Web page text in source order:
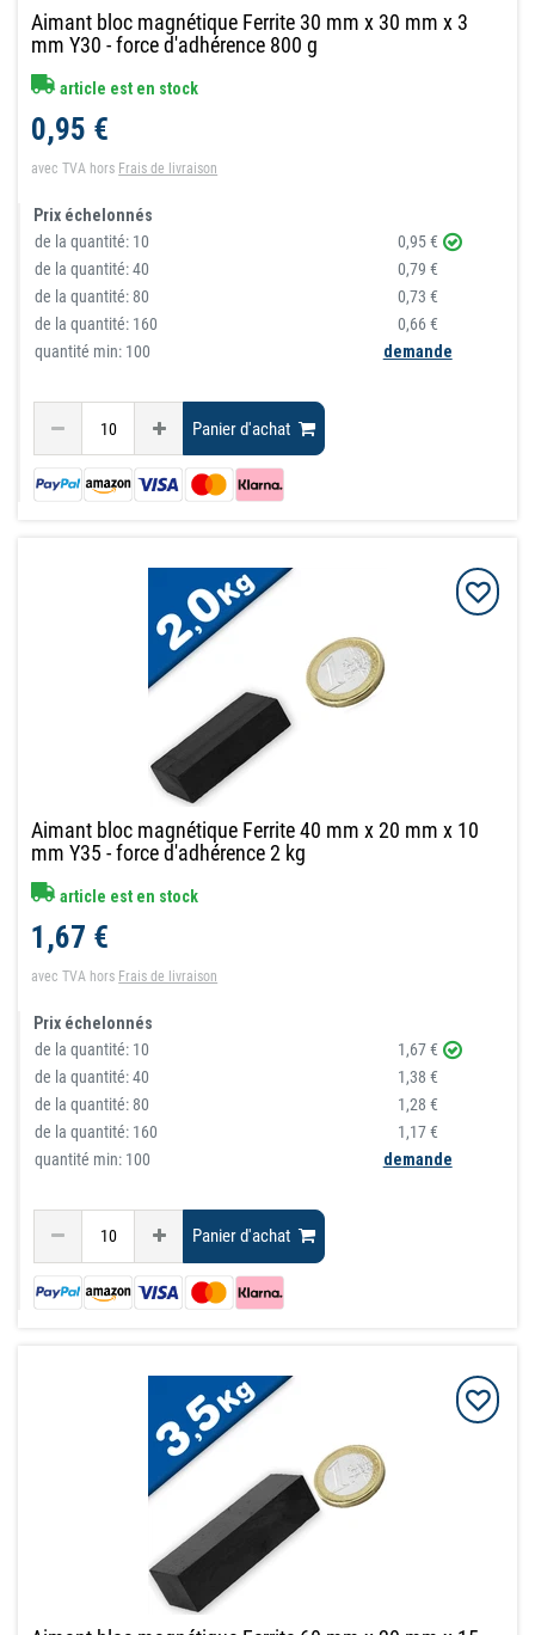
Aimant bloc magnétique Ferrite 30 mm x 30 mm x 3
mm Y30 - force d'adhérence 800 g
article est en stock
0,95 €
avec TVA hors Frais de livraison
Prix échelonnés
de la quantité: 10
0,95 €
de la quantité:40
0,79 €
de la quantité: 80
0,73 €
de la quantité: 160
0,66 €
quantité min: 100
demande
Panier d'achat
Aimant bloc magnétique Ferrite 40 mm x 20 mm x 10
mm Y35 - force d'adhérence 2 kg
article est en stock
1,67 €
avec TVA hors Frais de livraison
Prix échelonnés
de la quantité: 10
1,67 €
de la quantité:40
1,38 €
de la quantité: 80
1,28 €
de la quantité: 160
1,17 €
quantité min: 100
demande
Panier d'achat